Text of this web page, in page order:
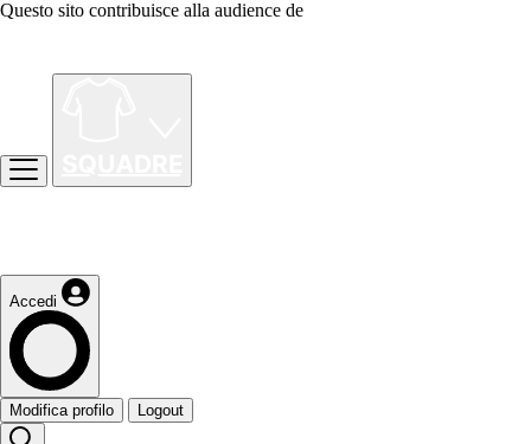
Questo sito contribuisce alla audience de
Accedi
Modifica profilo Logout